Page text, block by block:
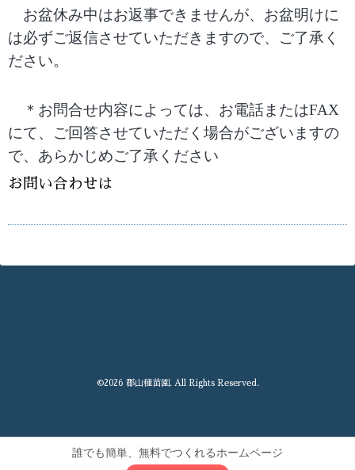
お盆休み中はお返事できませんが、お盆明けに
は必ずご返信させていただきますので、ご了承く
ださい。
＊お問合せ内容によっては、お電話またはFAX
にて、ご回答させていただく場合がございますの
で、あらかじめご了承ください
お問い合わせは
©2026 郡山種苗園 . All Rights Reserved.
誰でも簡単、無料でつくれるホームページ